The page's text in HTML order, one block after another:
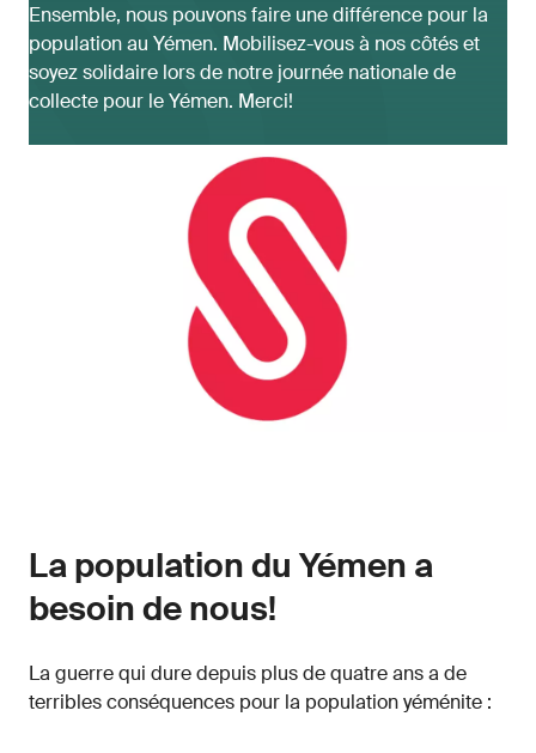
Ensemble, nous pouvons faire une différence pour la
population au Yémen. Mobilisez-vous à nos côtés et
soyez solidaire lors de notre journée nationale de
collecte pour le Yémen. Merci!
La population du Yémen a
besoin de nous!
La guerre qui dure depuis plus de quatre ans a de
terribles conséquences pour la population yéménite :